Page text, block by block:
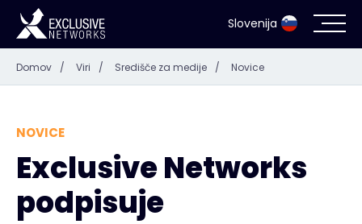
Slovenija
Kibernetska varnost
Ekosistem
Viri
Podjetje
Domov / Viri / Središče za medije / Novice
NOVICE
Exclusive Networks
podpisuje